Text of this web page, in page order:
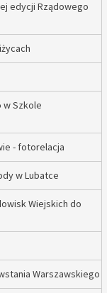
edycji Rządowego
w Szkole
- fotorelacja
w Lubatce
Wiejskich do
Warszawskiego